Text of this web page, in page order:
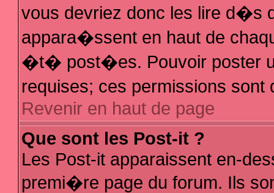
vous devriez donc les lire d�s
appara�ssent en haut de
�t� post�es. Pouvoir poster
requises; ces permissions
Revenir en haut de page
Que sont les Post-it ?
Les Post-it apparaissent en-
premi�re page du forum. Ils